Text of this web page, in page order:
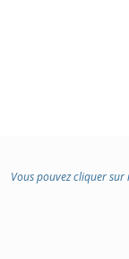
Vous pouvez cliquer